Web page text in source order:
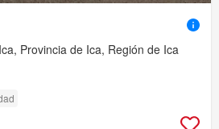
Provincia de Ica, Región de Ica